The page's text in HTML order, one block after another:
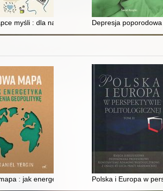
i lękiem
po terapii poznawczo-behawioralnej
myśli : dla nastolatków : jak skutecznie
Depresja poporodowa
: jak energetyka zmienia geopolitykę
Polska i Europa w